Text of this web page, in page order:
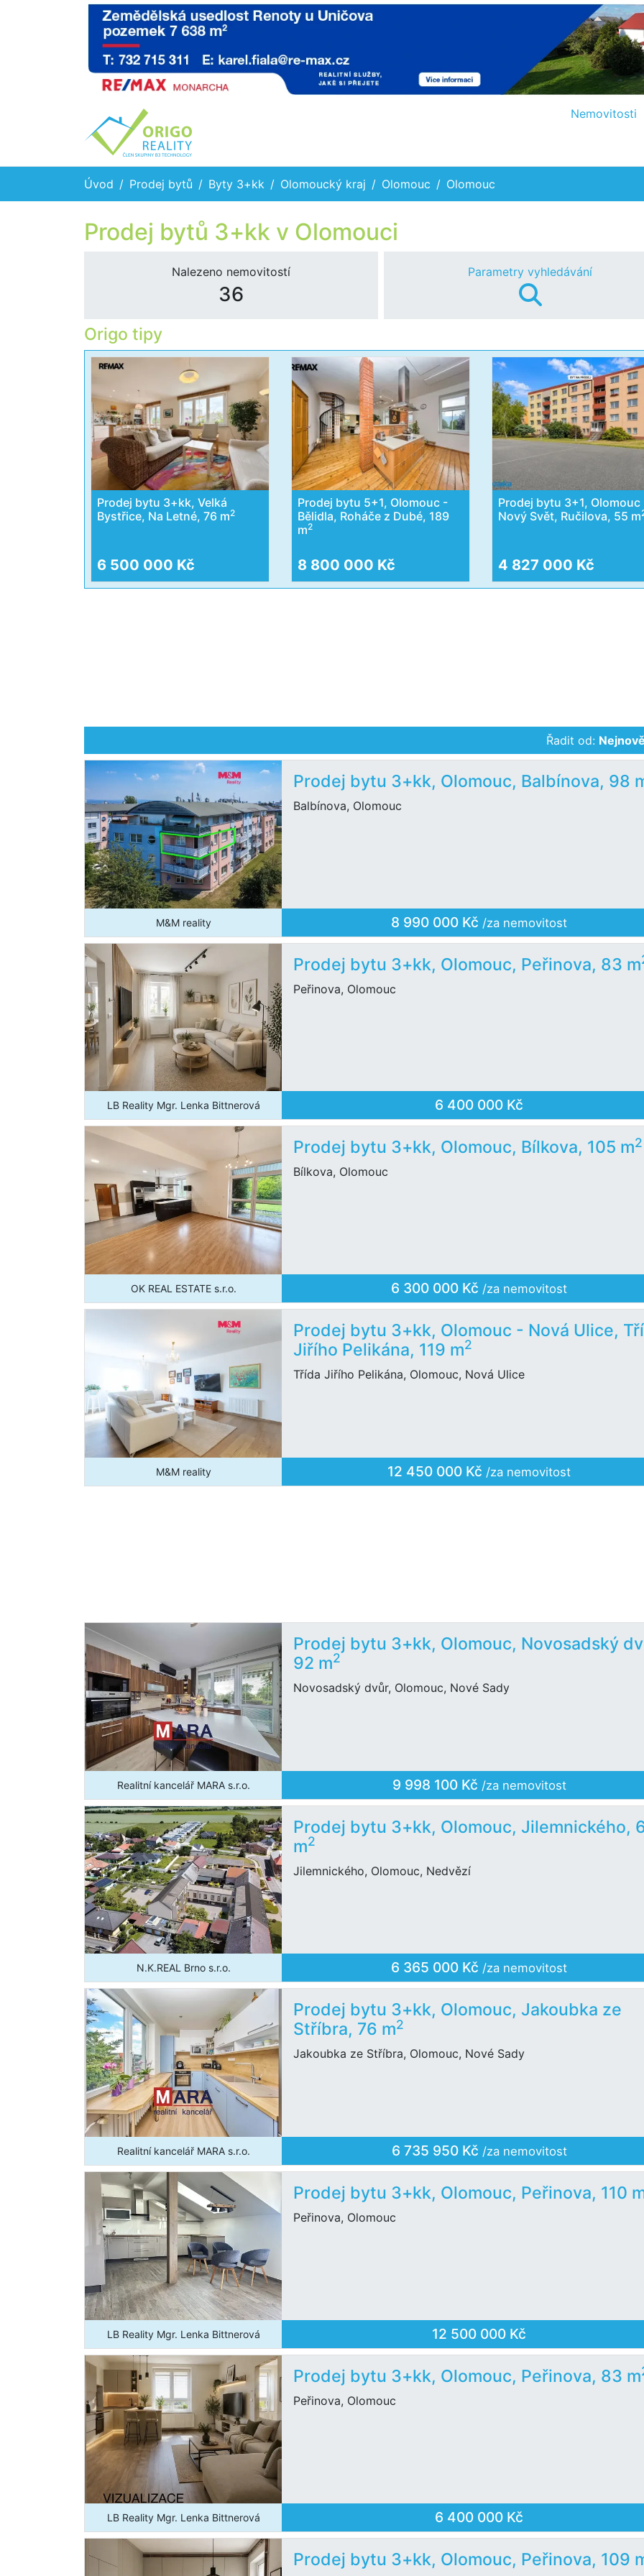
Nemovitosti
Úvod Prodej bytů Byty 3+kk Olomoucký kraj Olomouc Olomouc
Prodej bytů 3+kk v Olomouci
Nalezeno nemovitostí
36
Parametry vyhledávání
Origo tipy
Prodej bytu 3+kk, Velká
Bystřice, Na Letné, 76 m2
6 500 000 Kč
Prodej bytu 5+1, Olomouc -
Bělidla, Roháče z Dubé, 189
m2
8 800 000 Kč
Prodej bytu 3+1, Olomouc
Nový Svět, Ručilova, 55 m
4 827 000 Kč
Řadit od:
Prodej bytu 3+kk, Olomouc, Balbínova, 98
Balbínova, Olomouc
M&M reality 8 990 000 Kč /za nemovitost
Prodej bytu 3+kk, Olomouc, Peřinova, 83 m
Peřinova, Olomouc
LB Reality Mgr. Lenka Bittnerová 6 400 000 Kč
Prodej bytu 3+kk, Olomouc, Bílkova, 105 m2
Bílkova, Olomouc
OK REAL ESTATE s.r.o. 6 300 000 Kč /za nemovitost
Prodej bytu 3+kk, Olomouc - Nová Ulice,
Jiřího Pelikána, 119 m2
Třída Jiřího Pelikána, Olomouc, Nová Ulice
M&M reality 12 450 000 Kč /za nemovitost
Prodej bytu 3+kk, Olomouc, Novosadský
92 m2
Novosadský dvůr, Olomouc, Nové Sady
Realitní kancelář MARA s.r.o. 9 998 100 Kč /za nemovitost
Prodej bytu 3+kk, Olomouc, Jilemnického,
m2
Jilemnického, Olomouc, Nedvězí
N.K.REAL Brno s.r.o. 6 365 000 Kč /za nemovitost
Prodej bytu 3+kk, Olomouc, Jakoubka ze
Stříbra, 76 m2
Jakoubka ze Stříbra, Olomouc, Nové Sady
Realitní kancelář MARA s.r.o. 6 735 950 Kč /za nemovitost
Prodej bytu 3+kk, Olomouc, Peřinova, 110
Peřinova, Olomouc
LB Reality Mgr. Lenka Bittnerová 12 500 000 Kč
Prodej bytu 3+kk, Olomouc, Peřinova, 83 m
Peřinova, Olomouc
LB Reality Mgr. Lenka Bittnerová 6 400 000 Kč
Prodej bytu 3+kk, Olomouc, Peřinova, 109